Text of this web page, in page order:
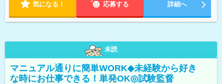
気になる！ 応募する 詳細へ
未読
マニュアル通りに簡単WORK◆未経験から好き
な時にお仕事できる！単発OK◎試験監督